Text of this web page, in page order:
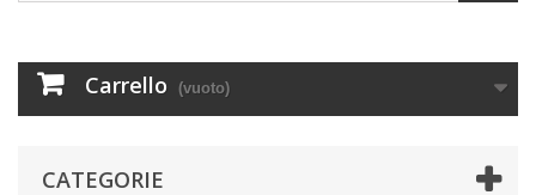
Carrello (vuoto)
CATEGORIE